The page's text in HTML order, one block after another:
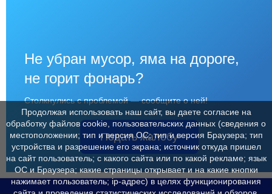
Не убран мусор, яма на дороге,
не горит фонарь?
Столкнулись с проблемой — сообщите о ней!
Подать жалобу
Продолжая использовать наш сайт, вы даете согласие на
обработку файлов cookie, пользовательских данных (сведения о
местоположении; тип и версия ОС; тип и версия Браузера; тип
устройства и разрешение его экрана; источник откуда пришел
на сайт пользователь; с какого сайта или по какой рекламе; язык
ОС и Браузера; какие страницы открывает и на какие кнопки
нажимает пользователь; ip-адрес) в целях функционирования